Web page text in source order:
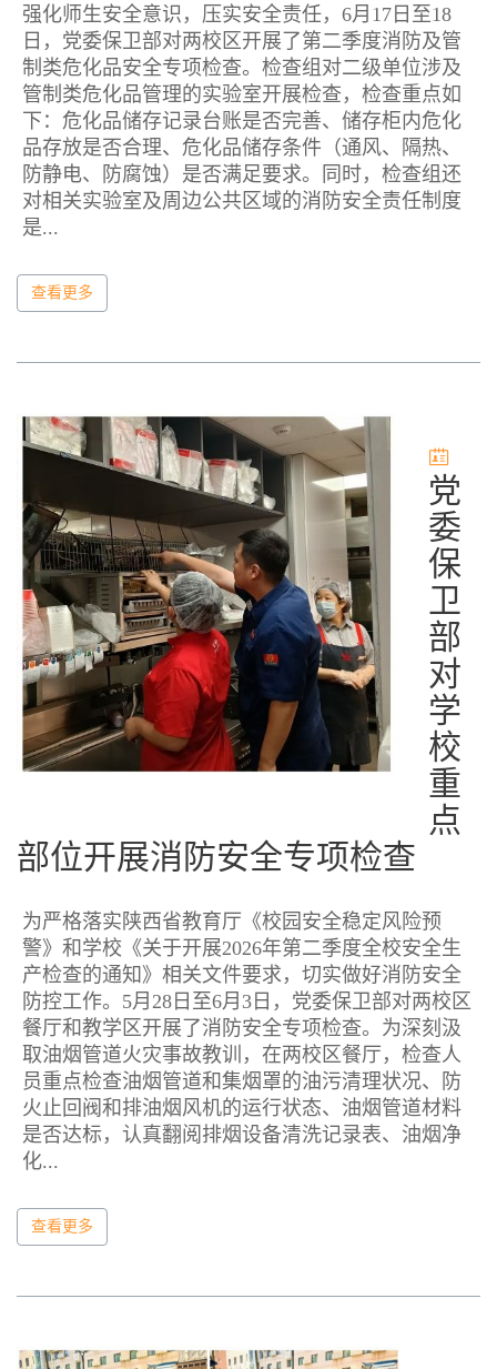
强化师生安全意识，压实安全责任，6月17日至18
日，党委保卫部对两校区开展了第二季度消防及管
制类危化品安全专项检查。检查组对二级单位涉及
管制类危化品管理的实验室开展检查，检查重点如
下：危化品储存记录台账是否完善、储存柜内危化
品存放是否合理、危化品储存条件（通风、隔热、
防静电、防腐蚀）是否满足要求。同时，检查组还
对相关实验室及周边公共区域的消防安全责任制度
是...
查看更多
党
委
保
卫
部
对
学
校
重
点
部位开展消防安全专项检查
为严格落实陕西省教育厅《校园安全稳定风险预
警》和学校《关于开展2026年第二季度全校安全生
产检查的通知》相关文件要求，切实做好消防安全
防控工作。5月28日至6月3日，党委保卫部对两校区
餐厅和教学区开展了消防安全专项检查。为深刻汲
取油烟管道火灾事故教训，在两校区餐厅，检查人
员重点检查油烟管道和集烟罩的油污清理状况、防
火止回阀和排油烟风机的运行状态、油烟管道材料
是否达标，认真翻阅排烟设备清洗记录表、油烟净
化...
查看更多